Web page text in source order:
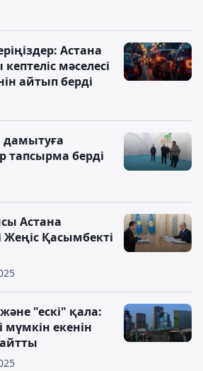
Астана
мәселесі
айтып берді
дамытуға
тапсырма берді
Астана
Қасымбекті
"ескі" қала:
мүмкін екенін